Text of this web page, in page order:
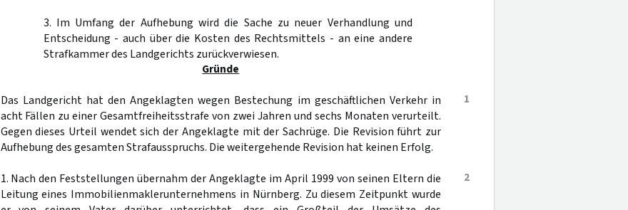
3. Im Umfang der Aufhebung wird die Sache zu neuer Verhandlung und
Entscheidung - auch über die Kosten des Rechtsmittels - an eine andere
Strafkammer des Landgerichts zurückverwiesen.
Gründe
1
Das Landgericht hat den Angeklagten wegen Bestechung im geschäftlichen Verkehr in
acht Fällen zu einer Gesamtfreiheitsstrafe von zwei Jahren und sechs Monaten verurteilt.
Gegen dieses Urteil wendet sich der Angeklagte mit der Sachrüge. Die Revision führt zur
Aufhebung des gesamten Strafausspruchs. Die weitergehende Revision hat keinen Erfolg.
2
1. Nach den Feststellungen übernahm der Angeklagte im April 1999 von seinen Eltern die
Leitung eines Immobilienmaklerunternehmens in Nürnberg. Zu diesem Zeitpunkt wurde